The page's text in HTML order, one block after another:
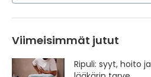
Viimeisimmät jutut
Ripuli: syyt, hoito ja